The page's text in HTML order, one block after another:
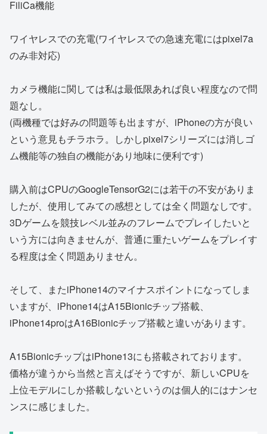
FiliCa機能
ワイヤレスでの充電(ワイヤレスでの急速充電にはpixel7a
のみ非対応)
カメラ機能に関しては私は最低限あれば良い程度なので問
題なし。
(両機種では好みの問題等も出ますが、iPhoneの方が良い
という意見もチラホラ。しかしpixel7シリーズには消しゴ
ム機能等の独自の機能があり地味に便利です)
購入前はCPUのGoogleTensorG2には若干の不安がありま
したが、使用してみての感想としては全く問題なしです。
3Dゲームを競技レベル並みのフレームでプレイしたいと
いう方には向きませんが、普通に重たいゲームをプレイす
る程度は全く問題ありません。
そして、またiPhone14のマイナスポイントになってしま
いますが、iPhone14はA15Bionicチップ搭載、
iPhone14proはA16Bionicチップ搭載と違いがあります。
A15BionicチップはiPhone13にも搭載されております。
価格が違うから当然と言えばそうですが、新しいCPUを
上位モデルにしか搭載しないというのは個人的にはナンセ
ンスに感じました。